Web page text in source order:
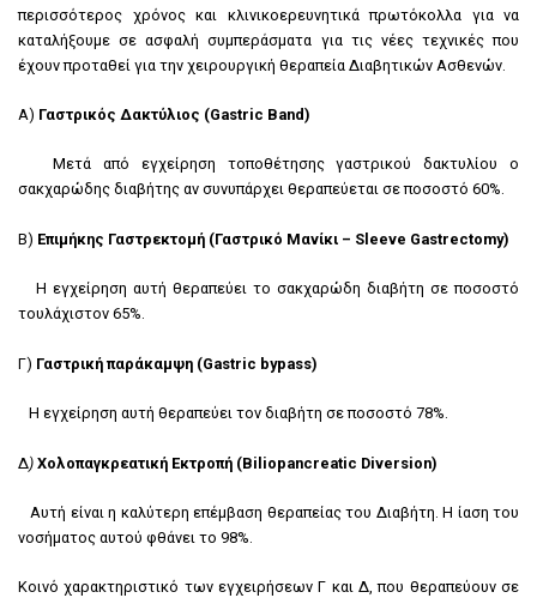
περισσότερος χρόνος και κλινικοερευνητικά πρωτόκολλα για να
καταλήξουμε σε ασφαλή συμπεράσματα για τις νέες τεχνικές που
έχουν προταθεί για την χειρουργική θεραπεία Διαβητικών Ασθενών.
Α) Γαστρικός Δακτύλιος (Gastric Band)
Μετά από εγχείρηση τοποθέτησης γαστρικού δακτυλίου ο
σακχαρώδης διαβήτης αν συνυπάρχει θεραπεύεται σε ποσοστό 60%.
Β) Επιμήκης Γαστρεκτομή (Γαστρικό Μανίκι – Sleeve Gastrectomy)
Η εγχείρηση αυτή θεραπεύει το σακχαρώδη διαβήτη σε ποσοστό
τουλάχιστον 65%.
Γ) Γαστρική παράκαμψη (Gastric bypass)
Η εγχείρηση αυτή θεραπεύει τον διαβήτη σε ποσοστό 78%.
Δ) Χολοπαγκρεατική Eκτροπή (Biliopancreatic Diversion)
Αυτή είναι η καλύτερη επέμβαση θεραπείας του Διαβήτη. Η ίαση του
νοσήματος αυτού φθάνει το 98%.
Κοινό χαρακτηριστικό των εγχειρήσεων Γ και Δ, που θεραπεύουν σε